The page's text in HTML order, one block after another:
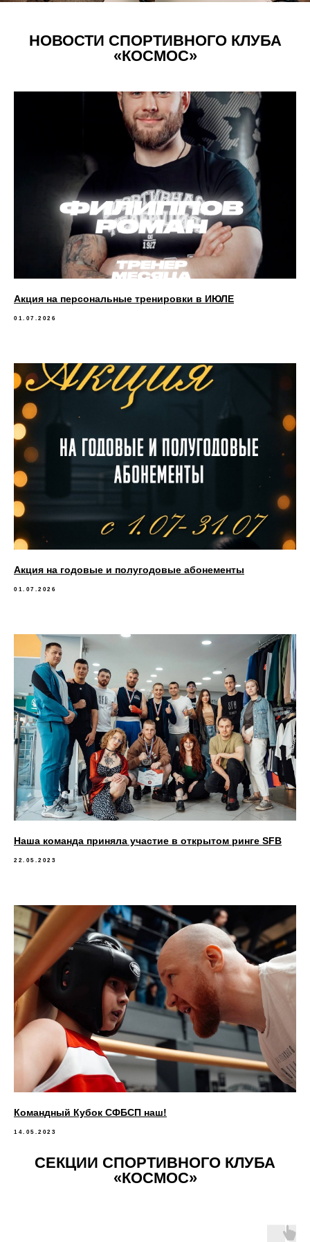
НОВОСТИ СПОРТИВНОГО КЛУБА
«КОСМОС»
Акция на персональные тренировки в ИЮЛЕ
01.07.2026
Акция на годовые и полугодовые абонементы
01.07.2026
Наша команда приняла участие в открытом ринге SFB
22.05.2023
Командный Кубок СФБСП наш!
14.05.2023
СЕКЦИИ СПОРТИВНОГО КЛУБА
«КОСМОС»